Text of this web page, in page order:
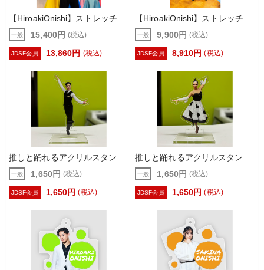
一般 15,400円(税込)
JDSF会員 13,860円 (税込)
一般 9,900円(税込)
JDSF会員 8,910円 (税込)
一般 1,650円(税込)
JDSF会員 1,650円 (税込)
一般 1,650円(税込)
JDSF会員 1,650円 (税込)